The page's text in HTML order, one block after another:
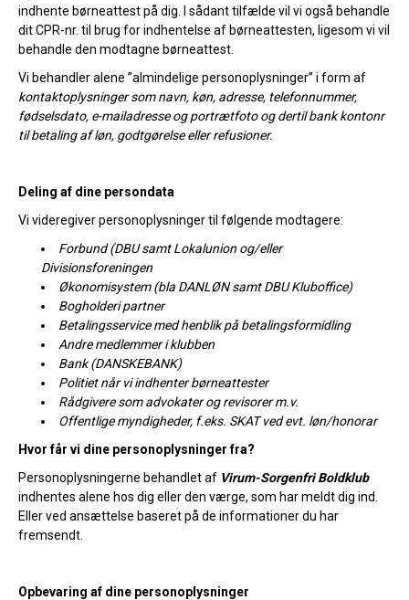
indhente børneattest på dig. I sådant tilfælde vil vi også behandle
dit CPR-nr. til brug for indhentelse af børneattesten, ligesom vi vil
behandle den modtagne børneattest.
Vi behandler alene ”almindelige personoplysninger” i form af
kontaktoplysninger som navn, køn, adresse, telefonnummer,
fødselsdato, e-mailadresse og portrætfoto og dertil bank kontonr
til betaling af løn, godtgørelse eller refusioner.
Deling af dine persondata
Vi videregiver personoplysninger til følgende modtagere:
Forbund (DBU samt Lokalunion og/eller
Divisionsforeningen
Økonomisystem (bla DANLØN samt DBU Kluboffice)
Bogholderi partner
Betalingsservice med henblik på betalingsformidling
Andre medlemmer i klubben
Bank (DANSKEBANK)
Politiet når vi indhenter børneattester
Rådgivere som advokater og revisorer m.v.
Offentlige myndigheder, f.eks. SKAT ved evt. løn/honorar
Hvor får vi dine personoplysninger fra?
Personoplysningerne behandlet af Virum-Sorgenfri Boldklub
indhentes alene hos dig eller den værge, som har meldt dig ind.
Eller ved ansættelse baseret på de informationer du har
fremsendt.
Opbevaring af dine personoplysninger